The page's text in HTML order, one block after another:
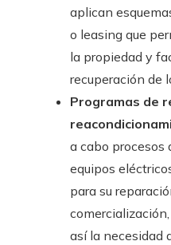
aplican
o leasing que
la propiedad y
recuperación de
Programas de
a cabo procesos
equipos
para su
así la necesidad